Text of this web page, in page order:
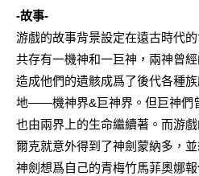
-故事-
游戲的故事背景設定在遠古時代
共存有一機神和一巨神，兩神曾
造成他們的遺骸成爲了後代各種
地——機神界&巨神界。但巨神們
也由兩界上的生命繼續著。而游
爾克就意外得到了神劍蒙納多，
神劍想爲自己的青梅竹馬菲奧娜